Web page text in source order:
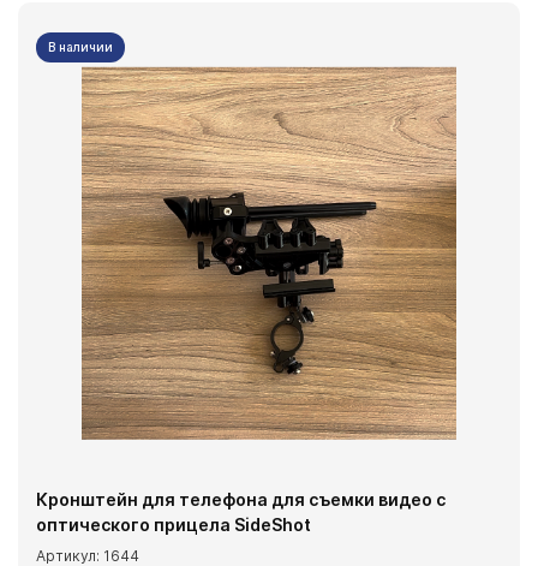
В наличии
Кронштейн для телефона для съемки видео с
оптического прицела SideShot
Артикул: 1644